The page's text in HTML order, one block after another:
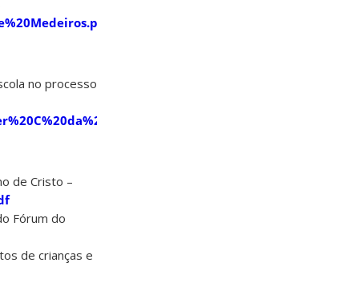
no processo
de Cristo –
Fórum do
de crianças e